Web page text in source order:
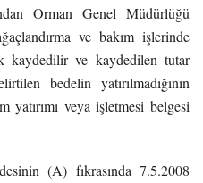
Orman Genel Müdürlüğü
ve bakım işlerinde
kaydedilir ve kaydedilen tutar
bedelin yatırılmadığının
yatırımı veya işletmesi belgesi
(A) fıkrasında 7.5.2008